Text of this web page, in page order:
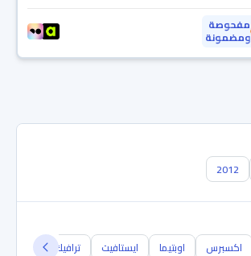
مفحوصة
ومضمونة
2012
اكسبرس اوبتيما ايستافيت ترافيك تويزي